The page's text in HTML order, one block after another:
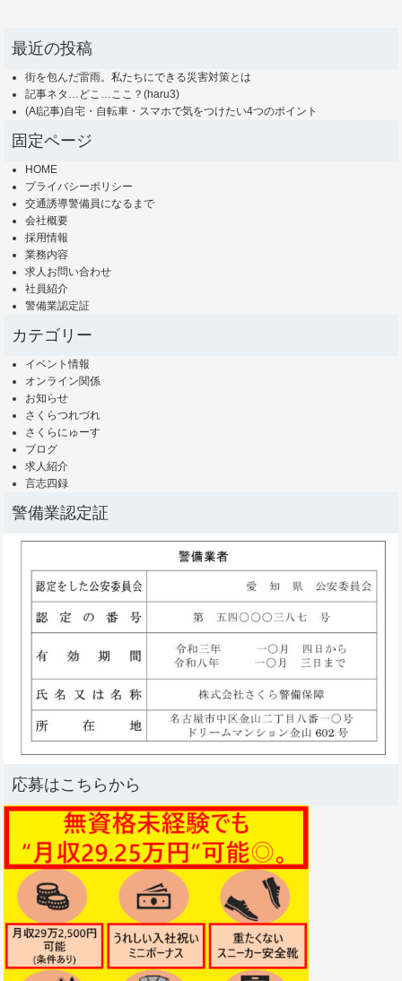
最近の投稿
街を包んだ雷雨。私たちにできる災害対策とは
記事ネタ…どこ…ここ？(haru3)
(AI記事)自宅・自転車・スマホで気をつけたい4つのポイント
固定ページ
HOME
プライバシーポリシー
交通誘導警備員になるまで
会社概要
採用情報
業務内容
求人お問い合わせ
社員紹介
警備業認定証
カテゴリー
イベント情報
オンライン関係
お知らせ
さくらつれづれ
さくらにゅーす
ブログ
求人紹介
言志四録
警備業認定証
応募はこちらから